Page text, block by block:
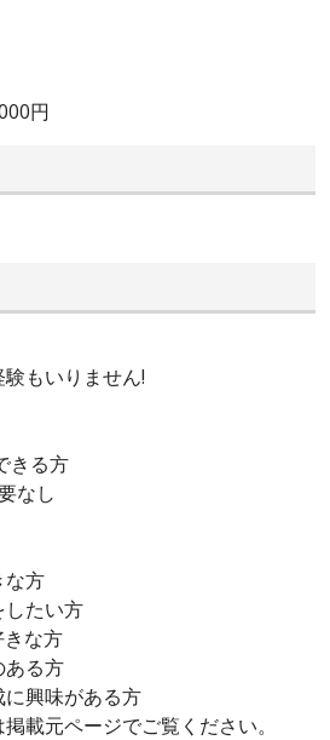
円
もいりません!
きる方
なし
な方
したい方
きな方
ある方
に興味がある方
載元ページでご覧ください。